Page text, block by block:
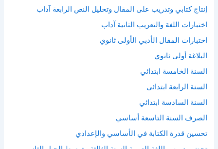
إنتاج كتابي وتدريب على المقال وتحليل النص الرابعة آداب
اختبارات اللغة والتعريب الثانية آداب
اختبارات المقال الأدبي الأولى ثانوي
البلاغة أولى ثانوي
السنة الخامسة ابتدائي
السنة الرابعة ابتدائي
السنة السادسة ابتدائي
الصرف السنة التاسعة أساسي
تحسين قدرة الكتابة في الأساسي والإعدادي